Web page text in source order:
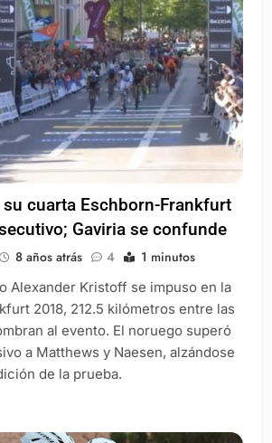
cuarta Eschborn-Frankfurt
Gaviria se confunde
8 años atrás 4 1 minutos
Alexander Kristoff se impuso en la
2018, 212.5 kilómetros entre las
al evento. El noruego superó
a Matthews y Naesen, alzándose
de la prueba.